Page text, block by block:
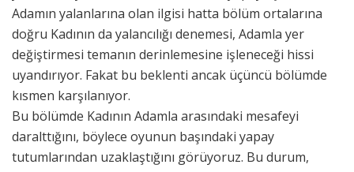
Adamın yalanlarına olan ilgisi hatta bölüm ortalarına
doğru Kadının da yalancılığı denemesi, Adamla yer
değiştirmesi temanın derinlemesine işleneceği hissi
uyandırıyor. Fakat bu beklenti ancak üçüncü bölümde
kısmen karşılanıyor.
Bu bölümde Kadının Adamla arasındaki mesafeyi
daralttığını, böylece oyunun başındaki yapay
tutumlarından uzaklaştığını görüyoruz. Bu durum,